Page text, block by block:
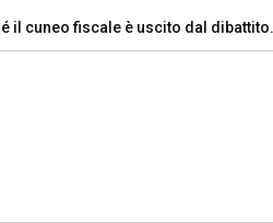
fiscale è uscito dal dibattito…